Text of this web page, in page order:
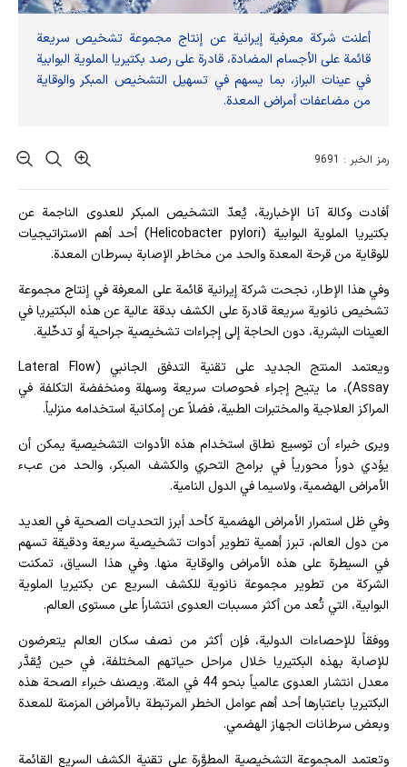
أعلنت شركة معرفية إيرانية عن إنتاج مجموعة تشخيص سريعة
قائمة على الأجسام المضادة، قادرة على رصد بكتيريا الملوية البوابية
في عينات البراز، بما يسهم في تسهيل التشخيص المبكر والوقاية
من مضاعفات أمراض المعدة.
رمز الخبر : 9691
أفادت وکالة آنا الإخباریة، يُعدّ التشخيص المبكر للعدوى الناجمة عن
بكتيريا الملوية البوابية (Helicobacter pylori) أحد أهم الاستراتيجيات
للوقاية من قرحة المعدة والحد من مخاطر الإصابة بسرطان المعدة.
وفي هذا الإطار، نجحت شركة إيرانية قائمة على المعرفة في إنتاج مجموعة
تشخيص نانوية سريعة قادرة على الكشف بدقة عالية عن هذه البكتيريا في
العينات البشرية، دون الحاجة إلى إجراءات تشخيصية جراحية أو تدخّلية.
ويعتمد المنتج الجديد على تقنية التدفق الجانبي (Lateral Flow
Assay)، ما يتيح إجراء فحوصات سريعة وسهلة ومنخفضة التكلفة في
المراكز العلاجية والمختبرات الطبية، فضلاً عن إمكانية استخدامه منزلياً.
ويرى خبراء أن توسيع نطاق استخدام هذه الأدوات التشخيصية يمكن أن
يؤدي دوراً محورياً في برامج التحري والكشف المبكر، والحد من عبء
الأمراض الهضمية، ولاسيما في الدول النامية.
وفي ظل استمرار الأمراض الهضمية كأحد أبرز التحديات الصحية في العديد
من دول العالم، تبرز أهمية تطوير أدوات تشخيصية سريعة ودقيقة تسهم
في السيطرة على هذه الأمراض والوقاية منها. وفي هذا السياق، تمكنت
الشركة من تطوير مجموعة نانوية للكشف السريع عن بكتيريا الملوية
البوابية، التي تُعد من أكثر مسببات العدوى انتشاراً على مستوى العالم.
ووفقاً للإحصاءات الدولية، فإن أكثر من نصف سكان العالم يتعرضون
للإصابة بهذه البكتيريا خلال مراحل حياتهم المختلفة، في حين يُقدَّر
معدل انتشار العدوى عالمياً بنحو 44 في المئة. ويصنف خبراء الصحة هذه
البكتيريا باعتبارها أحد أهم عوامل الخطر المرتبطة بالأمراض المزمنة للمعدة
وبعض سرطانات الجهاز الهضمي.
وتعتمد المجموعة التشخيصية المطوَّرة على تقنية الكشف السريع القائمة